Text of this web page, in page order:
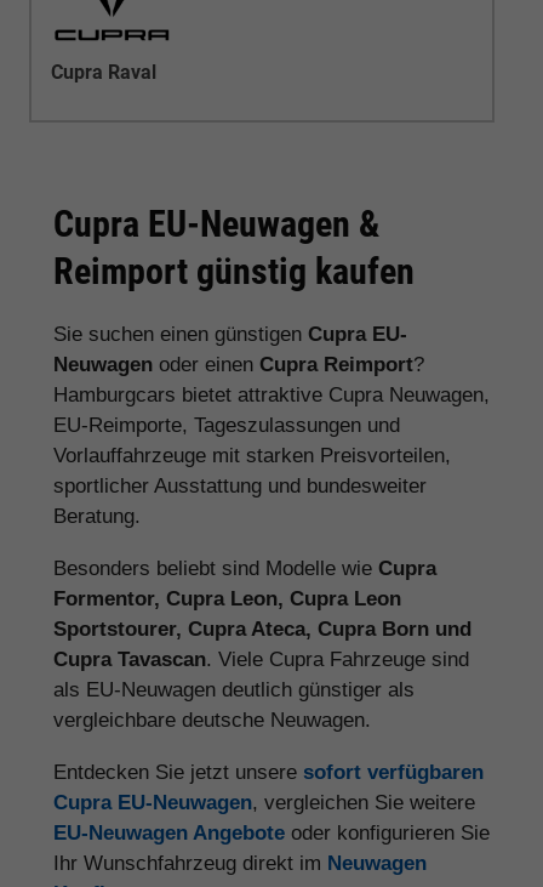
Cupra Raval
Cupra EU-Neuwagen &
Reimport günstig kaufen
Sie suchen einen günstigen Cupra EU-
Neuwagen oder einen Cupra Reimport?
Hamburgcars bietet attraktive Cupra Neuwagen,
EU-Reimporte, Tageszulassungen und
Vorlauffahrzeuge mit starken Preisvorteilen,
sportlicher Ausstattung und bundesweiter
Beratung.
Besonders beliebt sind Modelle wie Cupra
Formentor, Cupra Leon, Cupra Leon
Sportstourer, Cupra Ateca, Cupra Born und
Cupra Tavascan. Viele Cupra Fahrzeuge sind
als EU-Neuwagen deutlich günstiger als
vergleichbare deutsche Neuwagen.
Entdecken Sie jetzt unsere sofort verfügbaren
Cupra EU-Neuwagen, vergleichen Sie weitere
EU-Neuwagen Angebote oder konfigurieren Sie
Ihr Wunschfahrzeug direkt im Neuwagen